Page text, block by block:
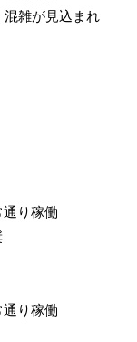
雑が見込まれ
り稼働
り稼働